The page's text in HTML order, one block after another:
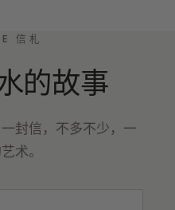
信札
的故事
封信，不多不少，一
术。